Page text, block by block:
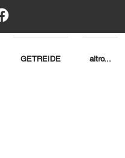
GETREIDE altro...